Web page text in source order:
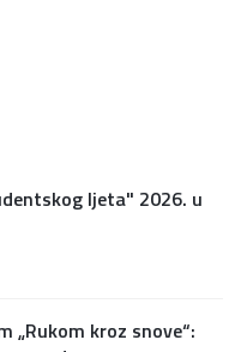
ljeta" 2026. u
„Rukom kroz snove“: